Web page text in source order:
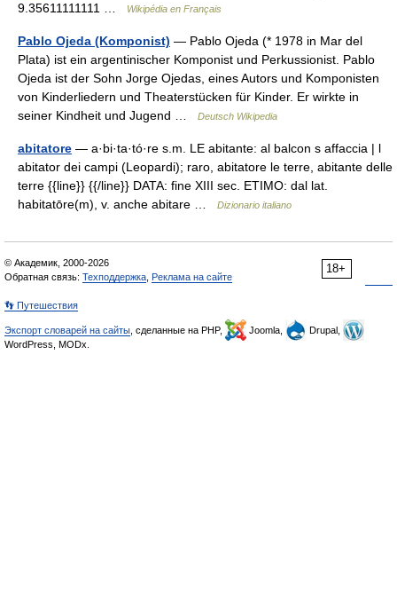
9.35611111111 …
Wikipédia en Français
Pablo Ojeda (Komponist) — Pablo Ojeda (* 1978 in Mar del
Plata) ist ein argentinischer Komponist und Perkussionist. Pablo
Ojeda ist der Sohn Jorge Ojedas, eines Autors und Komponisten
von Kinderliedern und Theaterstücken für Kinder. Er wirkte in
seiner Kindheit und Jugend …
Deutsch Wikipedia
abitatore — a·bi·ta·tó·re s.m. LE abitante: al balcon s affaccia | l
abitator dei campi (Leopardi); raro, abitatore le terre, abitante delle
terre {{line}} {{/line}} DATA: fine XIII sec. ETIMO: dal lat.
habitatōre(m), v. anche abitare …
Dizionario italiano
18+
© Академик, 2000-2026
Обратная связь: Техподдержка Реклама на сайте
👣 Путешествия
Экспорт словарей на сайты , сделанные на PHP, Joomla,
Drupal,
WordPress, MODx.